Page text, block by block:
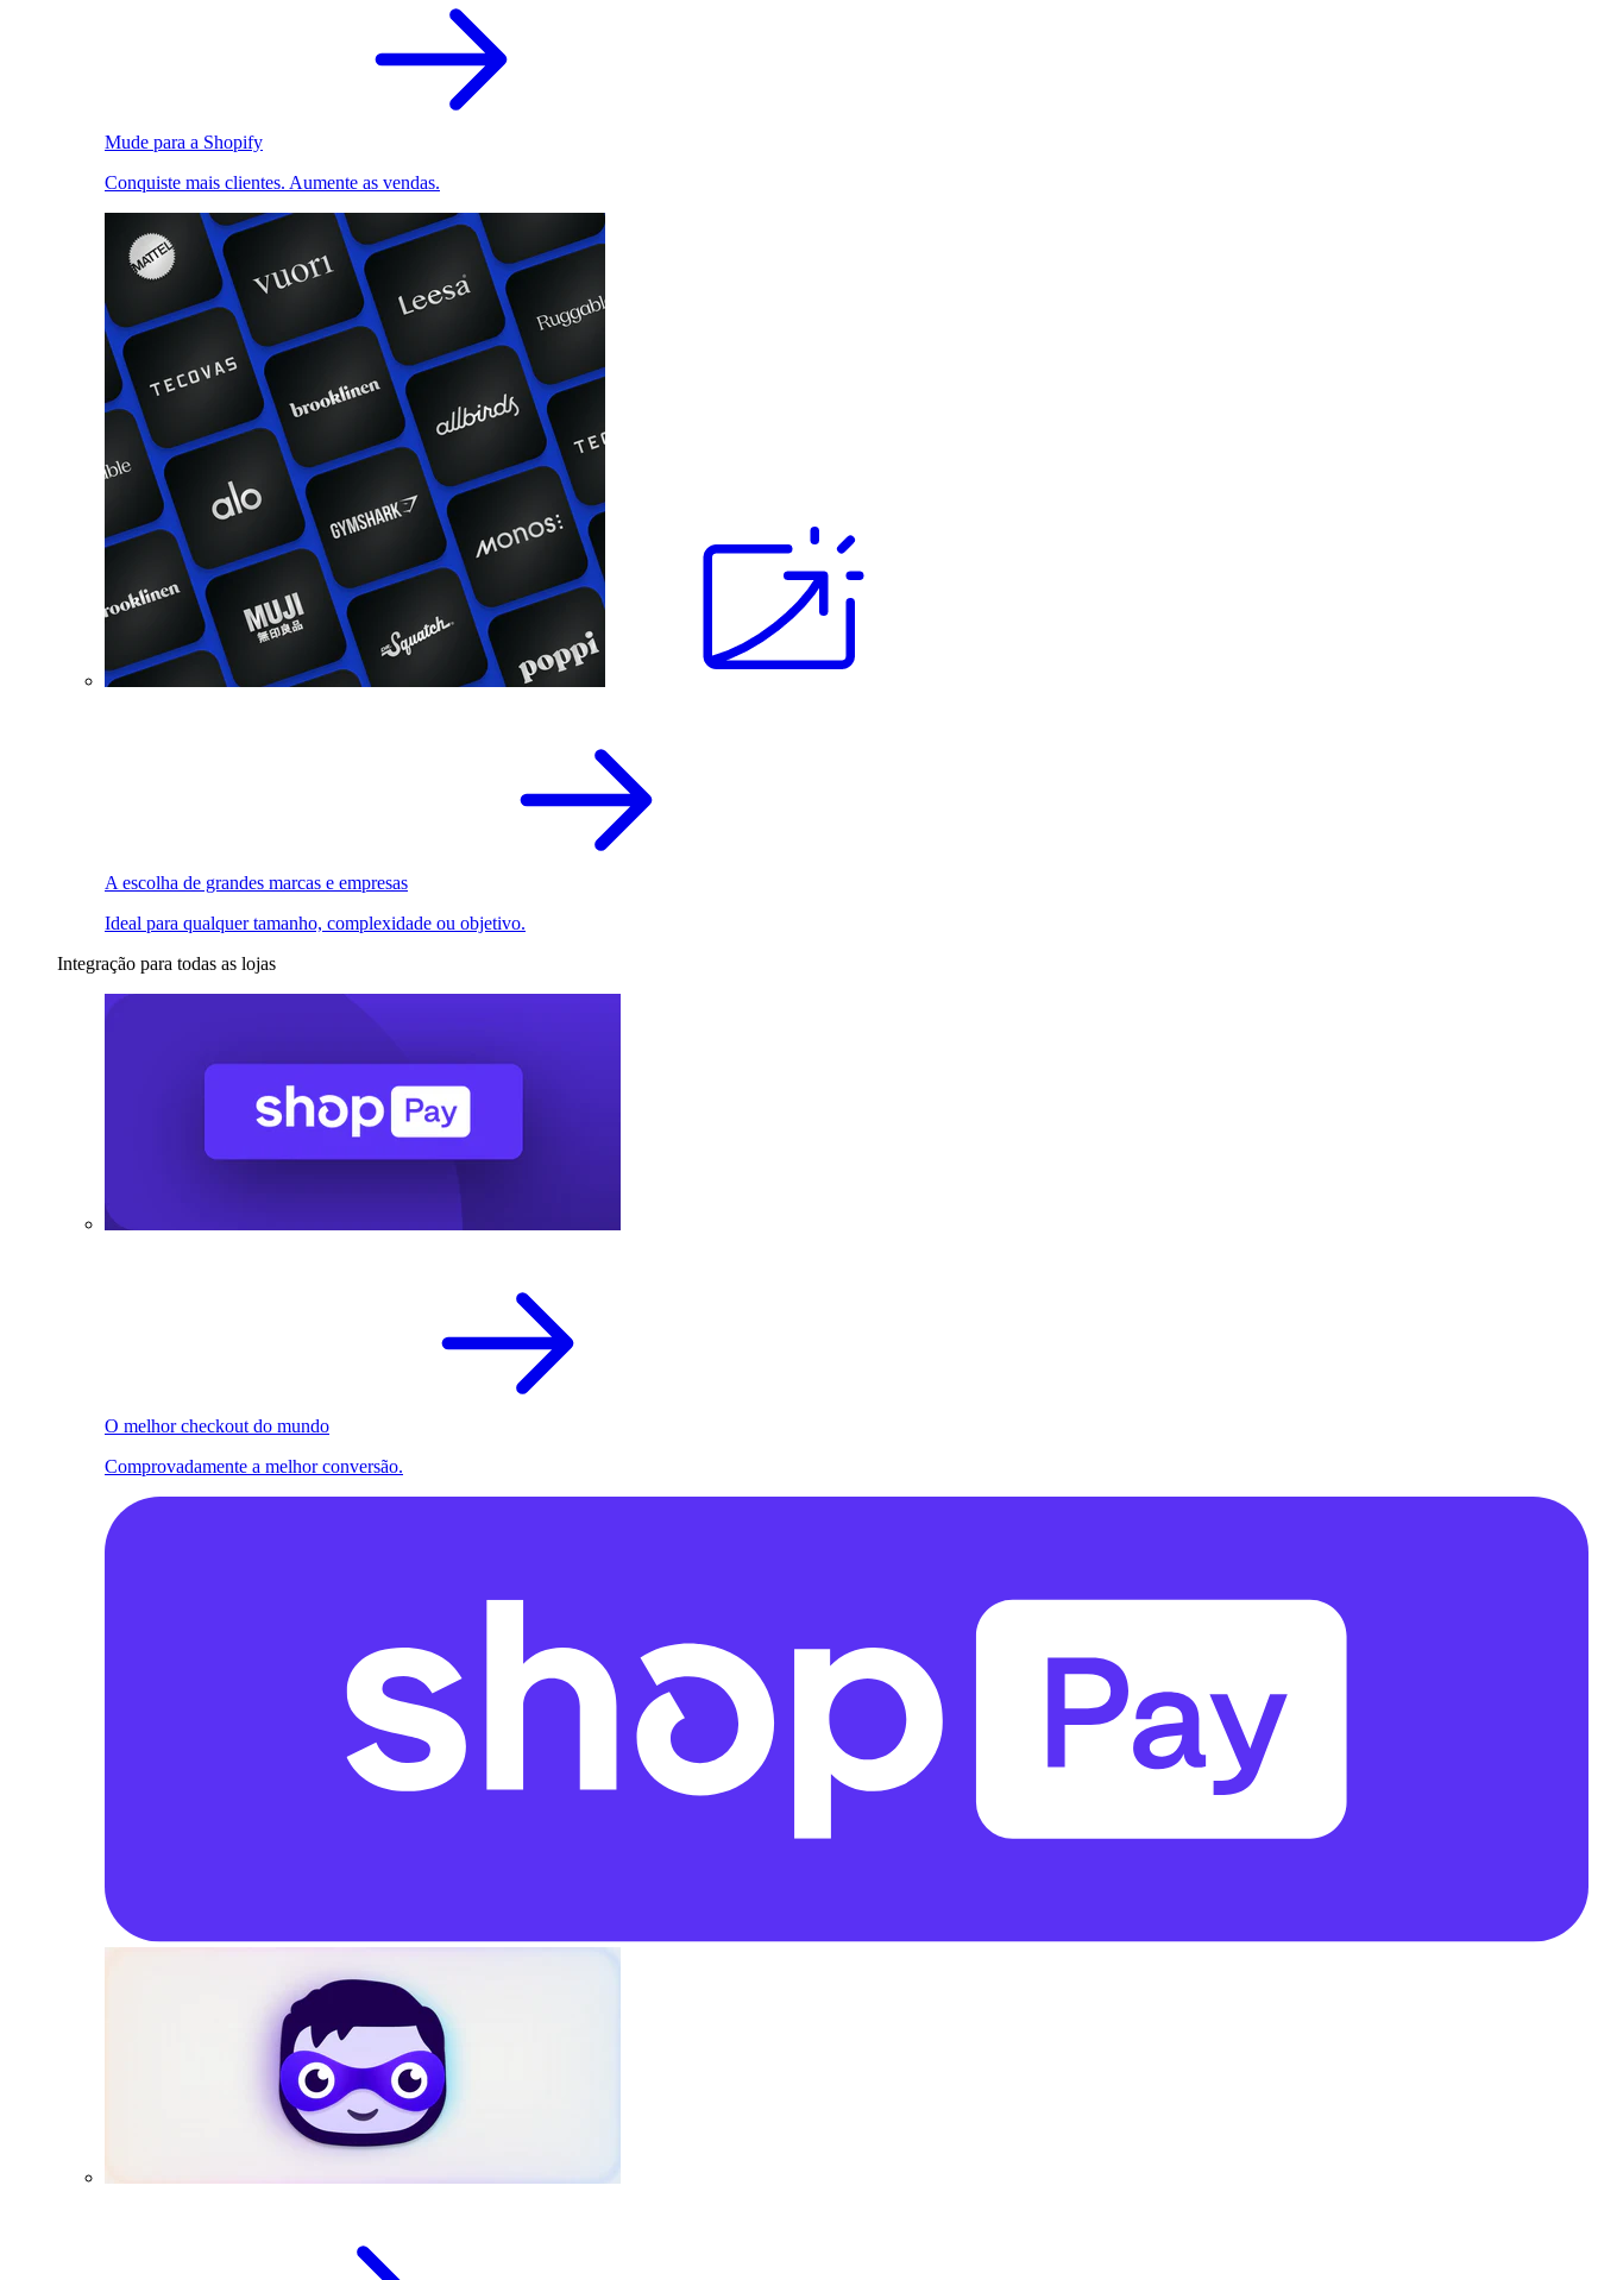
Mude para a Shopify
Conquiste mais clientes. Aumente as vendas.
A escolha de grandes marcas e empresas
Ideal para qualquer tamanho, complexidade ou objetivo.
Integração para todas as lojas
O melhor checkout do mundo
Comprovadamente a melhor conversão.